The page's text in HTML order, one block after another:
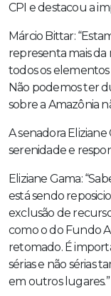
CPI e destacou a
Márcio Bittar:
representa mais da
todos os
Não podemos ter
sobre a Amazônia
A senadora
serenidade e
Eliziane Gama:
está sendo
exclusão de
como o do Fundo
retomado. É
sérias e não sérias
em outros lugares.”